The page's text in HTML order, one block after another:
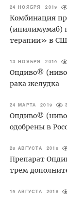
24 НОЯБРЯ 2019
Комбинация
(ипилимумаб)
терапии» в
13 НОЯБРЯ 2019
Опдиво®
рака желудка
24 МАРТА 2019
Опдиво®
одобрены в
28 АВГУСТА 2018
Препарат
трем
19 АВГУСТА 2018